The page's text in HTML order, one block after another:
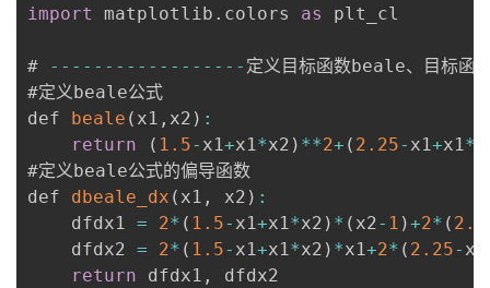
import
matplotlib . colors as
plt_cl
#
-- -- -- -- -- -- -- -- -- 定义目标函数beale、目标函
#定义beale公式
def beale ( x1 , x2 ) :
return
( 1.5- x1+x1*x2 ) **2+ ( 2.25- x1+x1*
#定义beale公式的偏导函数
def dbeale_dx ( x1 , x2 ) :
    dfdx1
= 2* ( 1.5- x1+x1*x2 ) * ( x2- 1 )+2* (
    dfdx2
= 2* ( 1.5- x1+x1*x2 ) *x1+2* ( 2.25- x1
return dfdx1 ,
dfdx2